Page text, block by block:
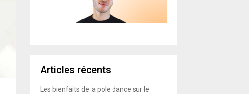
Articles récents
Les bienfaits de la pole dance sur le